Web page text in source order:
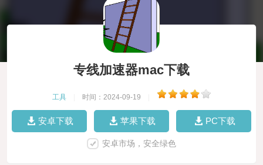
专线加速器mac下载
工具 时间：2024-09-19
安卓下载 苹果下载 PC下载
安卓市场，安全绿色